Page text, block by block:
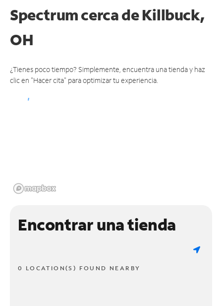
Spectrumcerca de Killbuck,
OH
¿Tienes poco tiempo? Simplemente, encuentra una tienda y haz
clic en "Hacer cita" para optimizar tu experiencia.
Encontrar una tienda
0 LOCATION(S) FOUND NEARBY